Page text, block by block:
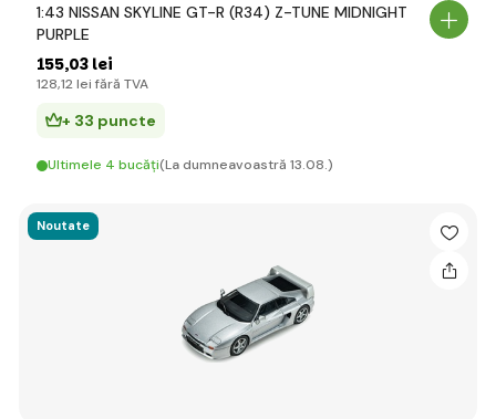
1:43 NISSAN SKYLINE GT-R (R34) Z-TUNE MIDNIGHT
PURPLE
155,03 lei
128,12 lei fără TVA
+ 33 puncte
Ultimele 4 bucăți(La dumneavoastră 13.08.)
Noutate